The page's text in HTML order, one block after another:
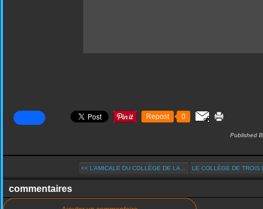
Repost 0
Published
<< L’AMICALE DU COLLÈGE DE LA... LE COLLÈGE DE TROIS
commentaires